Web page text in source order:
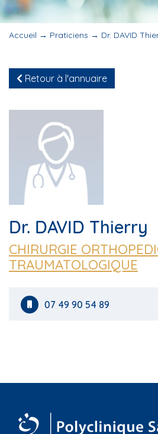
Accueil → Praticiens → Dr. DAVID
Retour à l'annuaire
Dr. DAVID Thierry
CHIRURGIE
TRAUMATOLOGIQUE
07 49 90 54 89